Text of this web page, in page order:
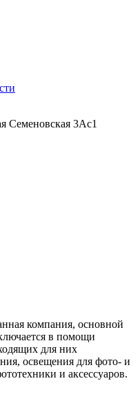
Семеновская 3Ас1
компания, основной
в помощи
для них
освещения для фото- и
и аксессуаров.